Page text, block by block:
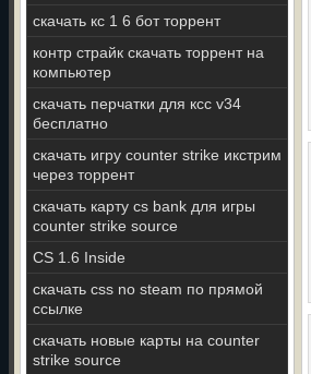
скачать кс 1 6 бот торрент
контр страйк скачать торрент на
компьютер
скачать перчатки для ксс v34
бесплатно
скачать игру counter strike икстрим
через торрент
скачать карту cs bank для игры
counter strike source
CS 1.6 Inside
скачать css no steam по прямой
ссылке
скачать новые карты на counter
strike source